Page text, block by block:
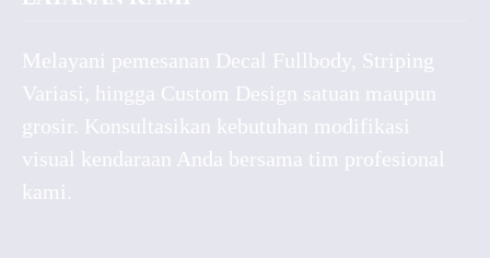
Melayani pemesanan Decal Fullbody, Striping
Variasi, hingga Custom Design satuan maupun
grosir. Konsultasikan kebutuhan modifikasi
visual kendaraan Anda bersama tim profesional
kami.